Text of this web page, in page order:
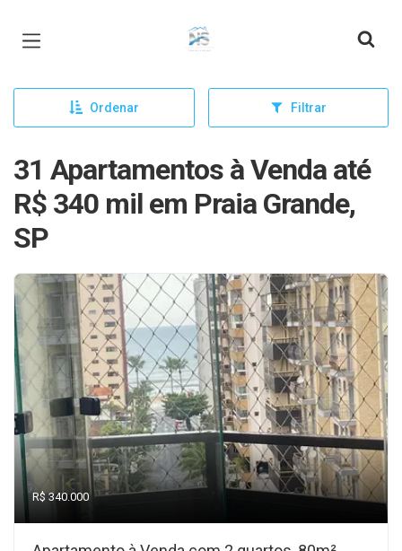
Página inicial
Ordenar Filtrar
31 Apartamentos à Venda até
R$ 340 mil em Praia Grande,
SP
R$ 340.000